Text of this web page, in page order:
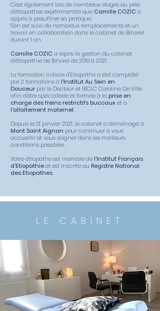
C'est également lors de nombreux stages au près
d'étiopathes expérimentés que Camille COZIC a
appris à peaufiner sa pratique.
S'en est suivi de nombreux remplacements et un
travail en collaboration dans le cabinet de Bihorel
durant 1 an.
Camille COZIC a repris la gestion du cabinet
d'étiopathie de Bihorel de 2019 à 2021.
La formation initiale d'Etiopathe a été complété
par 2 formations à l'Institut Au Sein en
Douceur par le Docteur et IBCLC Caroline De Ville
afin d'êtrespécialisée et formée à la prise en
charge des freins restrictifs buccaux et à
l'allaitement maternel.
Depuis le 01 janvier 2021, le cabinet a déménagé à
Mont Saint Aignan pour continuer à vous
accueillir et vous soigner dans les meilleurs
conditions possibles.
Votre étiopathe est membre de l’Institut Français
d’Etiopathieet est inscrite au Registre National
des Etiopathes.
LE CABINET